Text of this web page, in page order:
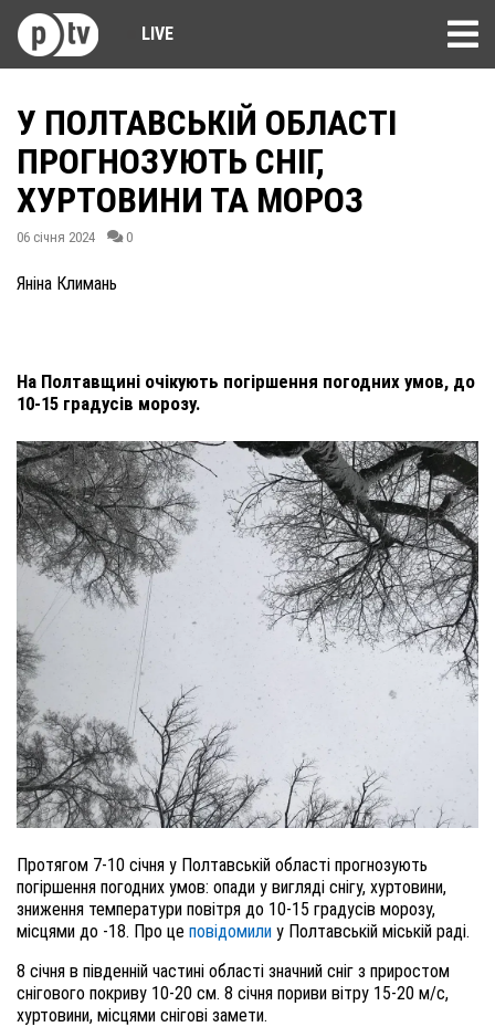
LIVE
У ПОЛТАВСЬКІЙ ОБЛАСТІ
ПРОГНОЗУЮТЬ СНІГ,
ХУРТОВИНИ ТА МОРОЗ
06 січня 2024 0
Яніна Климань
На Полтавщині очікують погіршення погодних умов, до
10-15 градусів морозу.
Протягом 7-10 січня у Полтавській області прогнозують
погіршення погодних умов: опади у вигляді снігу, хуртовини,
зниження температури повітря до 10-15 градусів морозу,
місцями до -18. Про це повідомили у Полтавській міській раді.
8 січня в південній частині області значний сніг з приростом
снігового покриву 10-20 см. 8 січня пориви вітру 15-20 м/с,
хуртовини, місцями снігові замети.